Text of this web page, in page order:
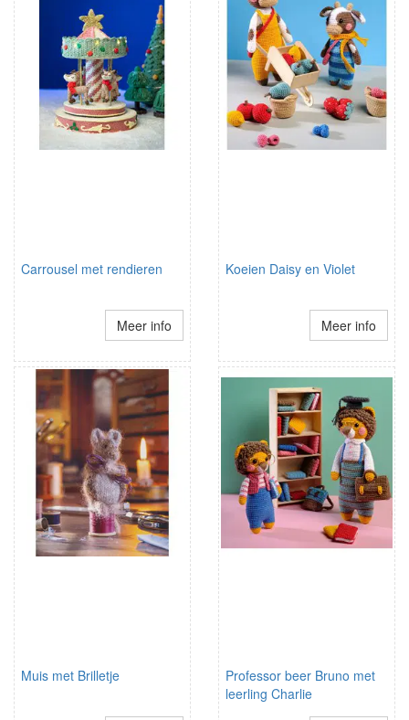
Carrousel met rendieren
Meer info
Koeien Daisy en Violet
Meer info
Muis met Brilletje
Professor beer Bruno met
leerling Charlie